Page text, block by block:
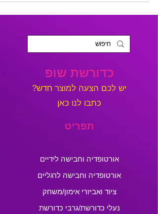
כדורשת שופ
?יש לכם הצעה למוצר חדש
כתבו לנו כאן
תפריט
אורטופדיה וחבישה לידיים
אורטופדיה וחבישה לרגליים
ציוד ואביזרי אימון/משחק
נעלי כדורשת/גרבי כדורשת